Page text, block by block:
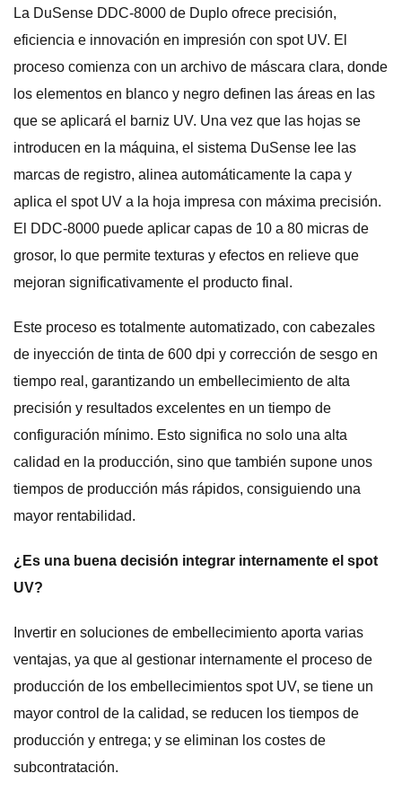
La DuSense DDC-8000 de Duplo ofrece precisión,
eficiencia e innovación en impresión con spot UV. El
proceso comienza con un archivo de máscara clara, donde
los elementos en blanco y negro definen las áreas en las
que se aplicará el barniz UV. Una vez que las hojas se
introducen en la máquina, el sistema DuSense lee las
marcas de registro, alinea automáticamente la capa y
aplica el spot UV a la hoja impresa con máxima precisión.
El DDC-8000 puede aplicar capas de 10 a 80 micras de
grosor, lo que permite texturas y efectos en relieve que
mejoran significativamente el producto final.
Este proceso es totalmente automatizado, con cabezales
de inyección de tinta de 600 dpi y corrección de sesgo en
tiempo real, garantizando un embellecimiento de alta
precisión y resultados excelentes en un tiempo de
configuración mínimo. Esto significa no solo una alta
calidad en la producción, sino que también supone unos
tiempos de producción más rápidos, consiguiendo una
mayor rentabilidad.
¿Es una buena decisión integrar internamente el spot
UV?
Invertir en soluciones de embellecimiento aporta varias
ventajas, ya que al gestionar internamente el proceso de
producción de los embellecimientos spot UV, se tiene un
mayor control de la calidad, se reducen los tiempos de
producción y entrega; y se eliminan los costes de
subcontratación.